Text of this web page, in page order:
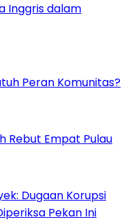
Inggris dalam
Peran Komunitas?
Rebut Empat Pulau
Dugaan Korupsi
Pekan Ini